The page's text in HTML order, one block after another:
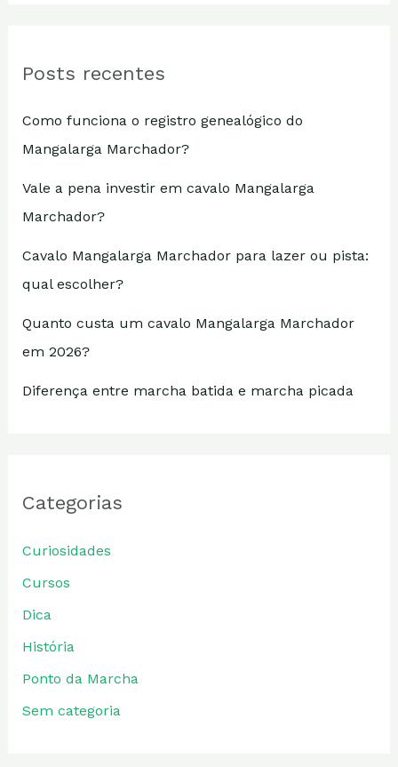
Posts recentes
Como funciona o registro genealógico do
Mangalarga Marchador?
Vale a pena investir em cavalo Mangalarga
Marchador?
Cavalo Mangalarga Marchador para lazer ou pista:
qual escolher?
Quanto custa um cavalo Mangalarga Marchador
em 2026?
Diferença entre marcha batida e marcha picada
Categorias
Curiosidades
Cursos
Dica
História
Ponto da Marcha
Sem categoria